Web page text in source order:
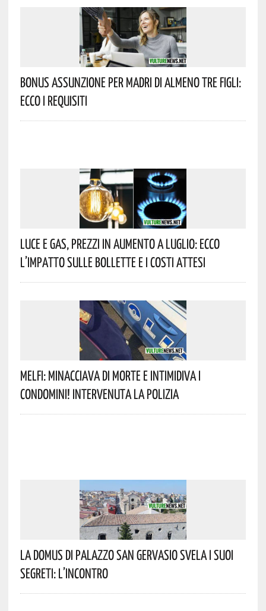
Bonus Assunzione Per Madri Di Almeno Tre Figli:
Ecco I Requisiti
Luce E Gas, Prezzi In Aumento A Luglio: Ecco
L’impatto Sulle Bollette E I Costi Attesi
Melfi: Minacciava Di Morte E Intimidiva I
Condomini! Intervenuta La Polizia
La Domus Di Palazzo San Gervasio Svela I Suoi
Segreti: L’incontro